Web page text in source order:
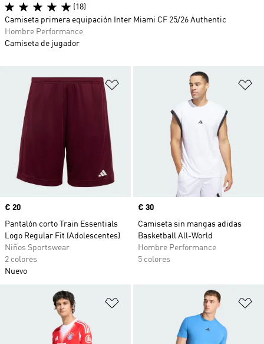
Añadir a la lista de deseos
Precio
€ 20
Pantalón corto Train Essentials
Logo Regular Fit (Adolescentes)
Niños Sportswear
2 colores
Nuevo
Precio
€ 30
Camiseta sin mangas adidas
Basketball All-World
Hombre Performance
5 colores
Añadir a la lista de deseos
(18)
Camiseta primera equipación Inter Miami CF 25/26 Authentic
Hombre Performance
Camiseta de jugador